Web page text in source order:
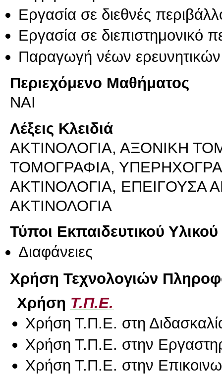
Εργασία σε διεθνές
Εργασία σε διεπιστημονικό
Παραγωγή νέων
Περιεχόμενο Μαθήματος
ΝΑΙ
Λέξεις Κλειδιά
ΑΚΤΙΝΟΛΟΓΙΑ, ΑΞΟΝΙΚΗ
ΤΟΜΟΓΡΑΦΙΑ,
ΑΚΤΙΝΟΛΟΓΙΑ, ΕΠΕΙΓΟΥΣΑ
ΑΚΤΙΝΟΛΟΓΙΑ
Τύποι Εκπαιδευτικού Υλικού
Διαφάνειες
Χρήση Τεχνολογιών
Χρήση Τ.Π.Ε.
Χρήση Τ.Π.Ε. στη
Χρήση Τ.Π.Ε. στην
Χρήση Τ.Π.Ε. στην